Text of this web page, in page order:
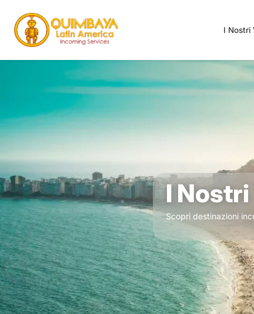
I Nostri
I
Scopri destinazioni